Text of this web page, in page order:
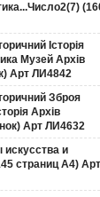
Історія
Музей Архів
Арт ЛИ4842
Зброя
Архів
Арт ЛИ4632
и
страниц А4) Арт